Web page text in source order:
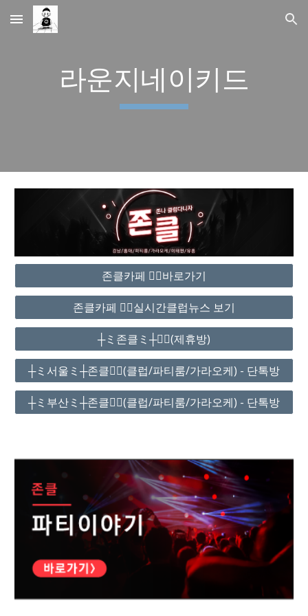
Skip to main content Skip to navigation
라운지네이키드
존클카페 ❤️‍🔥바로가기
존클카페 ❤️‍🔥실시간클럽뉴스 보기
┼ミ존클ミ┼❤️‍🔥(제휴방)
┼ミ서울ミ┼존클❤️‍🔥(클럽/파티룸/가라오케) - 단톡방
┼ミ부산ミ┼존클❤️‍🔥(클럽/파티룸/가라오케) - 단톡방